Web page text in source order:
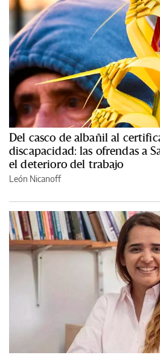
Del casco de albañil al
discapacidad: las ofrendas a
el deterioro del trabajo
León Nicanoff